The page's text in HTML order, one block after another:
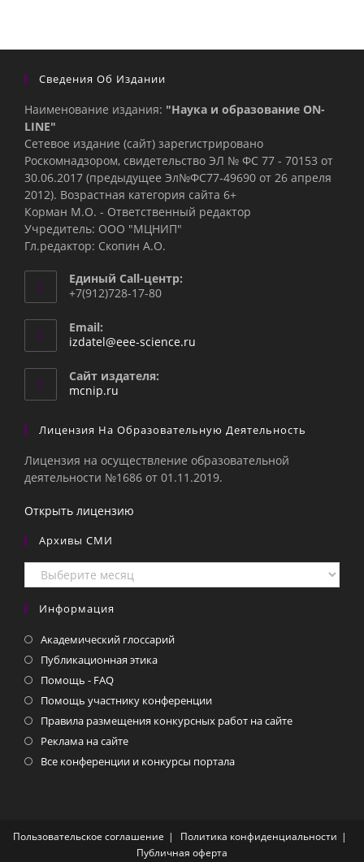
Сведения Об Издании
Наименование издания: "Наука и образование ON-
LINE"
Сетевое издание (сайт) зарегистрировано
Роскомнадзором, свидетельство ЭЛ № ФС 77 - 70153 от
30.06.2017 (предыдущее Эл№ФC77-49690 от 26 апреля
2012). Возрастная категория сайта 6+
Корман М.О. - Ответственный редактор
Учредитель: ООО "МЦНИП"
Гл.редактор: Скопин А.О.
Единый Call-центр:
+7(912)728-17-80
Email:
izdatel@eee-science.ru
Сайт издателя:
mcnip.ru
Лицензия На Образовательную Деятельность
Лицензия на осуществление образовательной
деятельности №1686 от 01.11.2019.
Открыть лицензию
Архивы СМИ
Архивы
СМИ
Информация
Академический глоссарий
Публикационная этика
Помощь - FAQ
Помощь участнику конференции
Правила размещения конкурсных работ на сайте
Реклама на сайте
Все конференции и конкурсы портала
Пользовательское соглашение
Политика конфиденциальности
Публичная оферта